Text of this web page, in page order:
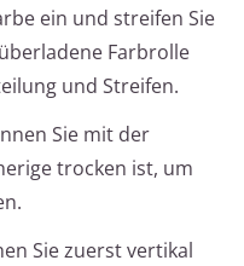
ein und streifen Sie
Farbrolle
und Streifen.
Sie mit der
trocken ist, um
Sie zuerst vertikal